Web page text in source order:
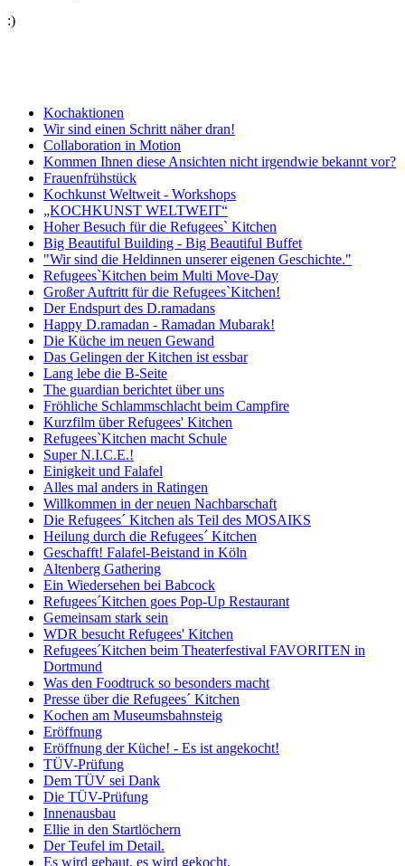
:)
Kochaktionen
Wir sind einen Schritt näher dran!
Collaboration in Motion
Kommen Ihnen diese Ansichten nicht irgendwie bekannt vor?
Frauenfrühstück
Kochkunst Weltweit - Workshops
„KOCHKUNST WELTWEIT“
Hoher Besuch für die Refugees` Kitchen
Big Beautiful Building - Big Beautiful Buffet
"Wir sind die Heldinnen unserer eigenen Geschichte."
Refugees`Kitchen beim Multi Move-Day
Großer Auftritt für die Refugees`Kitchen!
Der Endspurt des D.ramadans
Happy D.ramadan - Ramadan Mubarak!
Die Küche im neuen Gewand
Das Gelingen der Kitchen ist essbar
Lang lebe die B-Seite
The guardian berichtet über uns
Fröhliche Schlammschlacht beim Campfire
Kurzfilm über Refugees' Kitchen
Refugees`Kitchen macht Schule
Super N.I.C.E.!
Einigkeit und Falafel
Alles mal anders in Ratingen
Willkommen in der neuen Nachbarschaft
Die Refugees´ Kitchen als Teil des MOSAIKS
Heilung durch die Refugees´ Kitchen
Geschafft! Falafel-Beistand in Köln
Altenberg Gathering
Ein Wiedersehen bei Babcock
Refugees´Kitchen goes Pop-Up Restaurant
Gemeinsam stark sein
WDR besucht Refugees' Kitchen
Refugees´Kitchen beim Theaterfestival FAVORITEN in
Dortmund
Was den Foodtruck so besonders macht
Presse über die Refugees´ Kitchen
Kochen am Museumsbahnsteig
Eröffnung
Eröffnung der Küche! - Es ist angekocht!
TÜV-Prüfung
Dem TÜV sei Dank
Die TÜV-Prüfung
Innenausbau
Ellie in den Startlöchern
Der Teufel im Detail.
Es wird gebaut, es wird gekocht.